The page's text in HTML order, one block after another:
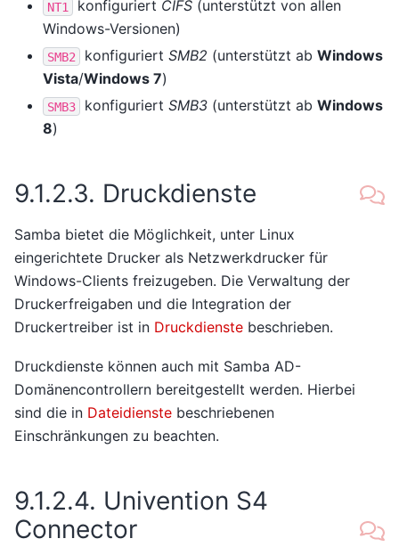
NT1 konfiguriert CIFS (unterstützt von allen
Windows-Versionen)
SMB2 konfiguriert SMB2 (unterstützt ab Windows
Vista/Windows 7)
SMB3 konfiguriert SMB3 (unterstützt ab Windows
8)
9.1.2.3. Druckdienste
Samba bietet die Möglichkeit, unter Linux
eingerichtete Drucker als Netzwerkdrucker für
Windows-Clients freizugeben. Die Verwaltung der
Druckerfreigaben und die Integration der
Druckertreiber ist in Druckdienste beschrieben.
Druckdienste können auch mit Samba AD-
Domänencontrollern bereitgestellt werden. Hierbei
sind die in Dateidienste beschriebenen
Einschränkungen zu beachten.
9.1.2.4. Univention S4
Connector